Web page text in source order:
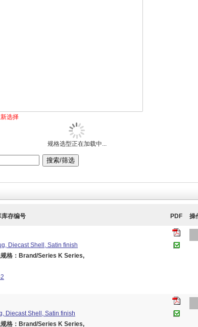
选择
规格选型正在加载中...
库存编号 PDF 操
Diecast Shell, Satin finish
格：Brand/Series K Series,
Diecast Shell, Satin finish
格：Brand/Series K Series,